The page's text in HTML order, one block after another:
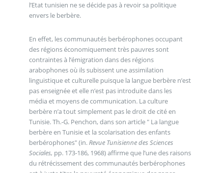
l’Etat tunisien ne se décide pas à revoir sa politique
envers le berbère.
En effet, les communautés berbérophones occupant
des régions économiquement très pauvres sont
contraintes à l’émigration dans des régions
arabophones où ils subissent une assimilation
linguistique et culturelle puisque la langue berbère n’est
pas enseignée et elle n’est pas introduite dans les
média et moyens de communication. La culture
berbère n’a tout simplement pas le droit de cité en
Tunisie. Th.-G. Penchon, dans son article " La langue
berbère en Tunisie et la scolarisation des enfants
berbérophones" (in.Revue Tunisienne des Sciences
Sociales, pp. 173-186, 1968) affirme que l’une des raisons
du rétrécissement des communautés berbérophones